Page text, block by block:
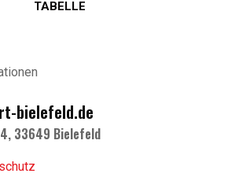
TABELLE
bielefeld.de
33649 Bielefeld